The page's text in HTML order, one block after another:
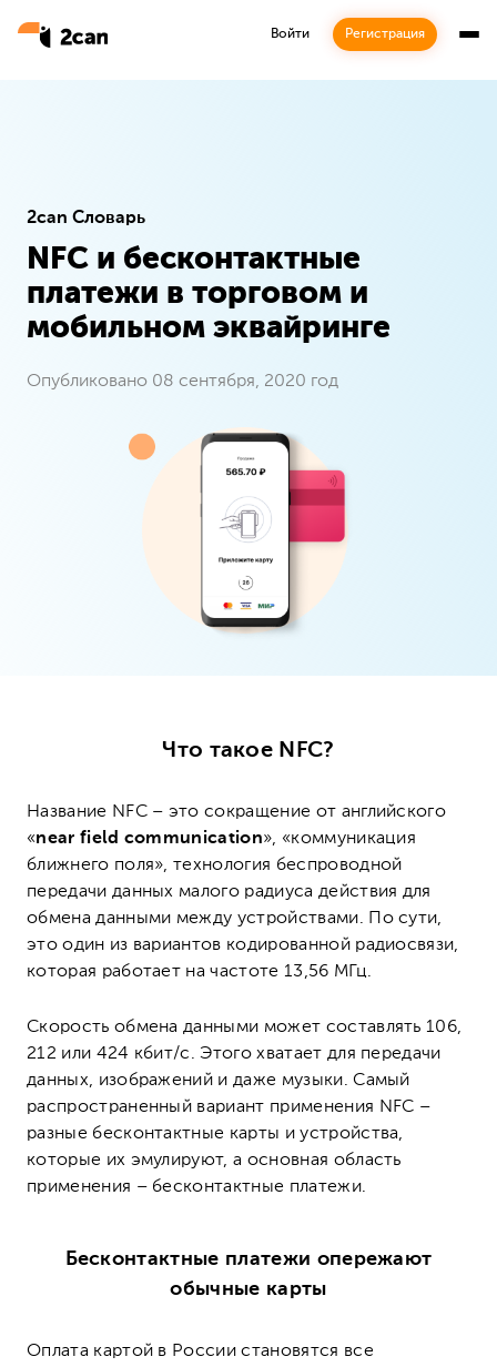
Войти Регистрация
2can Словарь
NFC и бесконтактные
платежи в торговом и
мобильном эквайринге
Опубликовано 08 сентября, 2020 год
Что такое NFC?
Название NFC – это сокращение от английского
«near field communication», «коммуникация
ближнего поля», технология беспроводной
передачи данных малого радиуса действия для
обмена данными между устройствами. По сути,
это один из вариантов кодированной радиосвязи,
которая работает на частоте 13,56 МГц.
Скорость обмена данными может составлять 106,
212 или 424 кбит/с. Этого хватает для передачи
данных, изображений и даже музыки. Самый
распространенный вариант применения NFC –
разные бесконтактные карты и устройства,
которые их эмулируют, а основная область
применения – бесконтактные платежи.
Бесконтактные платежи опережают
обычные карты
Оплата картой в России становятся все
Подписка
Будьте в курсе наших последних новостей
Подписаться